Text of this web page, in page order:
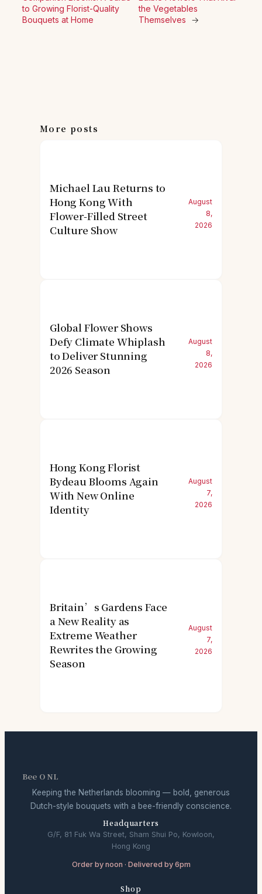
to Growing Florist-Quality
Bouquets at Home
the Vegetables
Themselves
→
More posts
Michael Lau Returns to
Hong Kong With
Flower-Filled Street
Culture Show
August
8,
2026
Global Flower Shows
Defy Climate Whiplash
to Deliver Stunning
2026 Season
August
8,
2026
Hong Kong Florist
Bydeau Blooms Again
With New Online
Identity
August
7,
2026
Britain’s Gardens Face
a New Reality as
Extreme Weather
Rewrites the Growing
Season
August
7,
2026
Bee O NL
Keeping the Netherlands blooming — bold, generous
Dutch-style bouquets with a bee-friendly conscience.
Headquarters
G/F, 81 Fuk Wa Street, Sham Shui Po, Kowloon,
Hong Kong
Order by noon · Delivered by 6pm
Shop